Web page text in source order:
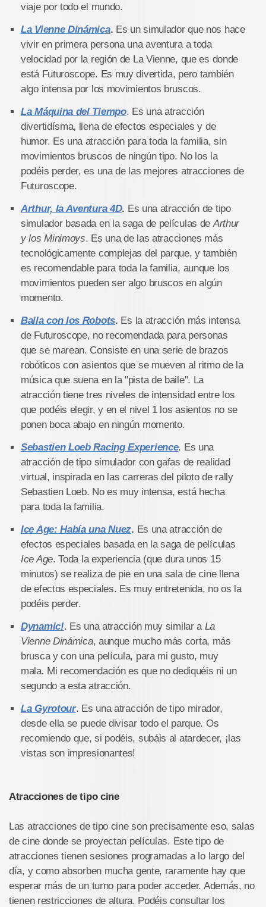
viaje por todo el mundo.
La Vienne Dinámica. Es un simulador que nos hace
vivir en primera persona una aventura a toda
velocidad por la región de La Vienne, que es donde
está Futuroscope. Es muy divertida, pero también
algo intensa por los movimientos bruscos.
La Máquina del Tiempo. Es una atracción
divertidísma, llena de efectos especiales y de
humor. Es una atracción para toda la familia, sin
movimientos bruscos de ningún tipo. No los la
podéis perder, es una de las mejores atracciones de
Futuroscope.
Arthur, la Aventura 4D. Es una atracción de tipo
simulador basada en la saga de películas de Arthur
y los Minimoys. Es una de las atracciones más
tecnológicamente complejas del parque, y también
es recomendable para toda la familia, aunque los
movimientos pueden ser algo bruscos en algún
momento.
Baila con los Robots. Es la atracción más intensa
de Futuroscope, no recomendada para personas
que se marean. Consiste en una serie de brazos
robóticos con asientos que se mueven al ritmo de la
música que suena en la "pista de baile". La
atracción tiene tres niveles de intensidad entre los
que podéis elegir, y en el nivel 1 los asientos no se
ponen boca abajo en ningún momento.
Sebastien Loeb Racing Experience. Es una
atracción de tipo simulador con gafas de realidad
virtual, inspirada en las carreras del piloto de rally
Sebastien Loeb. No es muy intensa, está hecha
para toda la familia.
Ice Age: Había una Nuez. Es una atracción de
efectos especiales basada en la saga de películas
Ice Age. Toda la experiencia (que dura unos 15
minutos) se realiza de pie en una sala de cine llena
de efectos especiales. Es muy entretenida, no os la
podéis perder.
Dynamic!. Es una atracción muy similar a La
Vienne Dinámica, aunque mucho más corta, más
brusca y con una película, para mi gusto, muy
mala. Mi recomendación es que no dediquéis ni un
segundo a esta atracción.
La Gyrotour. Es una atracción de tipo mirador,
desde ella se puede divisar todo el parque. Os
recomiendo que, si podéis, subáis al atardecer, ¡las
vistas son impresionantes!
Atracciones de tipo cine
Las atracciones de tipo cine son precisamente eso, salas
de cine donde se proyectan películas. Este tipo de
atracciones tienen sesiones programadas a lo largo del
día, y como absorben mucha gente, raramente hay que
esperar más de un turno para poder acceder. Además, no
tienen restricciones de altura. Podéis consultar los